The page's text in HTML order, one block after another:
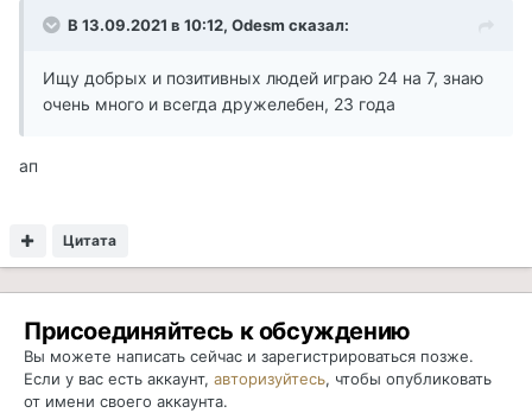
В 13.09.2021 в 10:12, Odesm сказал:
Ищу добрых и позитивных людей играю 24 на 7, знаю
очень много и всегда дружелебен, 23 года
ап
Цитата
Присоединяйтесь к обсуждению
Вы можете написать сейчас и зарегистрироваться позже.
Если у вас есть аккаунт, авторизуйтесь, чтобы опубликовать
от имени своего аккаунта.